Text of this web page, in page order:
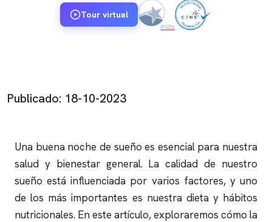
Tour virtual
Publicado: 18-10-2023
Una buena noche de sueño es esencial para nuestra
salud y bienestar general. La calidad de nuestro
sueño está influenciada por varios factores, y uno
de los más importantes es nuestra dieta y hábitos
nutricionales. En este artículo, exploraremos cómo la